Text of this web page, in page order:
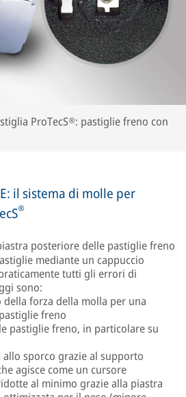
ProTecS®: pastiglie freno con
il sistema di molle per
®
posteriore delle pastiglie freno
mediante un cappuccio
tutti gli errori di
sono:
forza della molla per una
freno
pastiglie freno, in particolare su
sporco grazie al supporto
agisce come un cursore
al minimo grazie alla piastra